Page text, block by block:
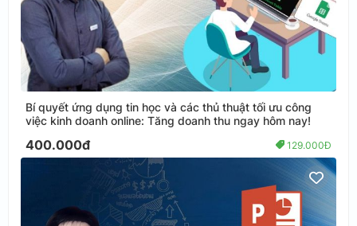
Bí quyết ứng dụng tin học và các thủ thuật tối ưu công
việc kinh doanh online: Tăng doanh thu ngay hôm nay!
400.000đ 129.000Đ